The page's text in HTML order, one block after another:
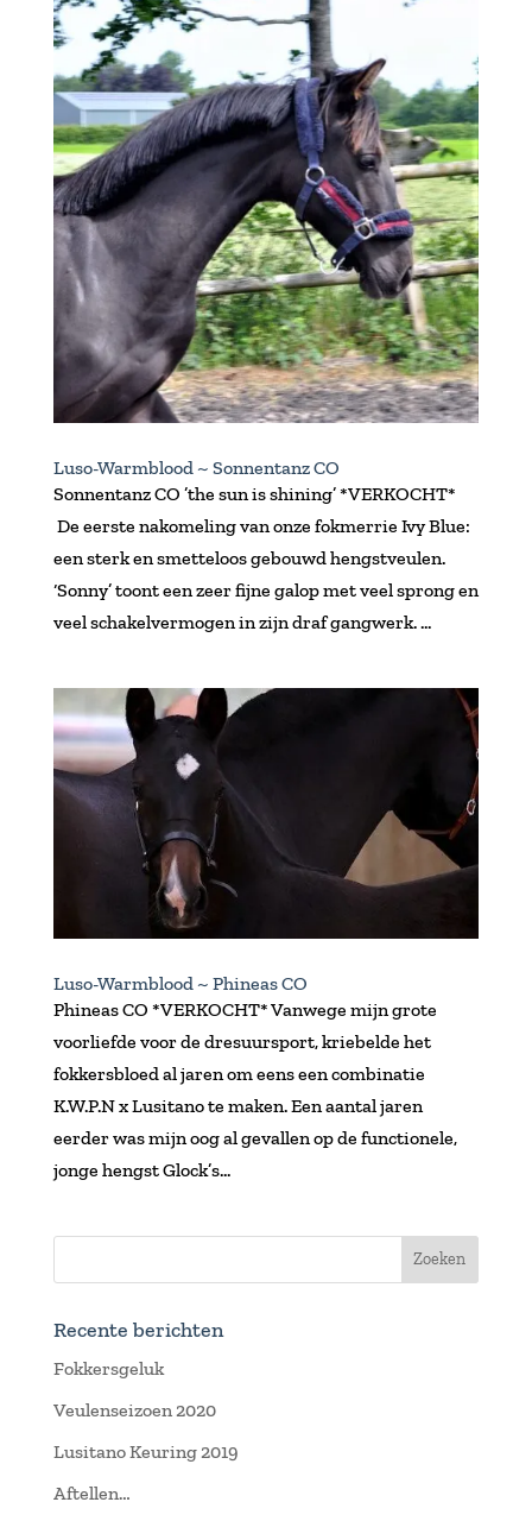
Luso-Warmblood ~ Sonnentanz CO
Sonnentanz CO ’the sun is shining’ *VERKOCHT*
De eerste nakomeling van onze fokmerrie Ivy Blue:
een sterk en smetteloos gebouwd hengstveulen.
‘Sonny’ toont een zeer fijne galop met veel sprong en
veel schakelvermogen in zijn draf gangwerk. ...
Luso-Warmblood ~ Phineas CO
Phineas CO *VERKOCHT* Vanwege mijn grote
voorliefde voor de dresuursport, kriebelde het
fokkersbloed al jaren om eens een combinatie
K.W.P.N x Lusitano te maken. Een aantal jaren
eerder was mijn oog al gevallen op de functionele,
jonge hengst Glock’s...
Recente berichten
Fokkersgeluk
Veulenseizoen 2020
Lusitano Keuring 2019
Aftellen…